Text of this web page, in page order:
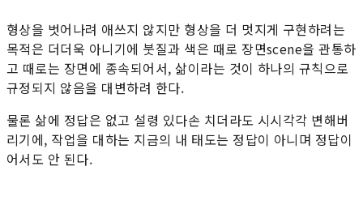
형상을 벗어나려 애쓰지 않지만 형상을 더 멋지게 구현하려는
목적은 더더욱 아니기에 붓질과 색은 때로 장면scene을 관통하
고 때로는 장면에 종속되어서, 삶이라는 것이 하나의 규칙으로
규정되지 않음을 대변하려 한다.
물론 삶에 정답은 없고 설령 있다손 치더라도 시시각각 변해버
리기에, 작업을 대하는 지금의 내 태도는 정답이 아니며 정답이
어서도 안 된다.